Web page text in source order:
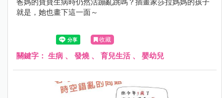
就是，她也畫下這一面～
收藏
關鍵字： 生病 、 發燒、 育兒生活、 嬰幼兒